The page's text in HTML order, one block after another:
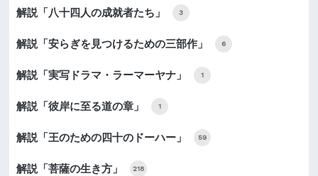
解説「八十四人の成就者たち」 3
解説「安らぎを見つけるための三部作」 6
解説「実写ドラマ・ラーマーヤナ」 1
解説「彼岸に至る道の章」 1
解説「王のための四十のドーハー」 59
解説「菩薩の生き方」 218